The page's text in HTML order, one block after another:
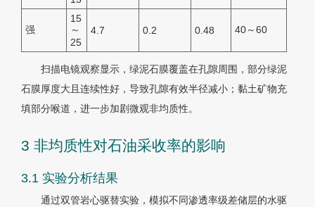
强
15
～
25
4.7 0.2 0.48 40～60
扫描电镜观察显示，绿泥石膜覆盖在孔隙周围，部分绿泥
石膜厚度大且连续性好，导致孔隙有效半径减小；黏土矿物充
填部分喉道，进一步加剧微观非均质性。
3 非均质性对石油采收率的影响
3.1 实验分析结果
通过双管岩心驱替实验，模拟不同渗透率级差储层的水驱